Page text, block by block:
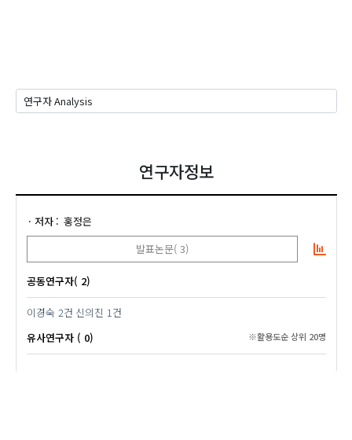
연구자정보
저자
홍정은
발표논문( 3)
공동연구자( 2)
이경숙 2건 신의진 1건
유사연구자 ( 0)
※활용도순 상위 20명